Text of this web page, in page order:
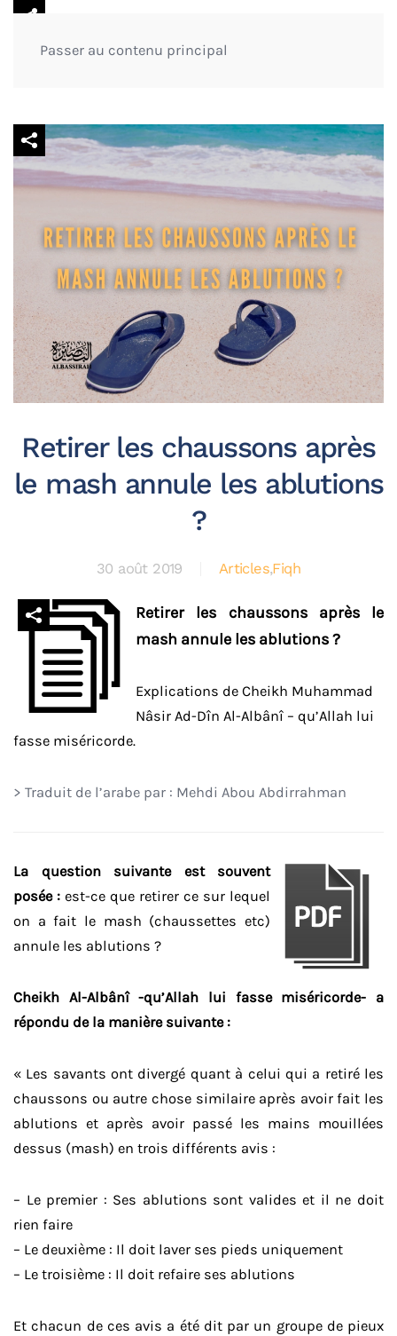
Passer au contenu principal
Retirer les chaussons après
le mash annule les ablutions
?
30 août 2019 Articles,Fiqh
Retirer les chaussons après le
mash annule les ablutions ?
Explications de Cheikh Muhammad
Nâsir Ad-Dîn Al-Albânî – qu’Allah lui
fasse miséricorde.
> Traduit de l’arabe par : Mehdi Abou Abdirrahman
La question suivante est souvent
posée : est-ce que retirer ce sur lequel
on a fait le mash (chaussettes etc)
annule les ablutions ?
Cheikh Al-Albânî -qu’Allah lui fasse miséricorde- a
répondu de la manière suivante :
« Les savants ont divergé quant à celui qui a retiré les
chaussons ou autre chose similaire après avoir fait les
ablutions et après avoir passé les mains mouillées
dessus (mash) en trois différents avis :
– Le premier : Ses ablutions sont valides et il ne doit
rien faire
– Le deuxième : Il doit laver ses pieds uniquement
– Le troisième : Il doit refaire ses ablutions
Et chacun de ces avis a été dit par un groupe de pieux